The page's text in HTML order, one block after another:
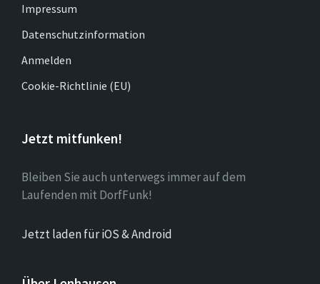
Impressum
Datenschutzinformation
Anmelden
Cookie-Richtlinie (EU)
Jetzt mitfunken!
Bleiben Sie auch unterwegs immer auf dem
Laufenden mit DorfFunk!
Jetzt laden für iOS & Android